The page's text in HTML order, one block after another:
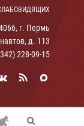
г. Пермь
д. 113
228-09-15